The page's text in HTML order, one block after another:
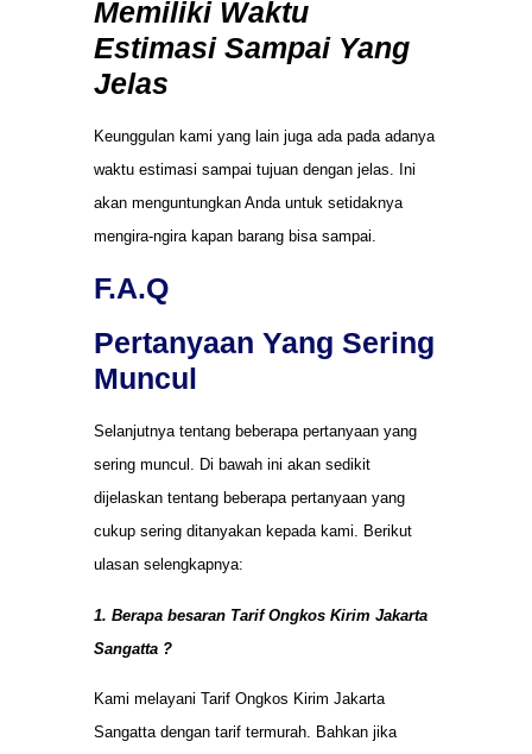
Memiliki Waktu
Estimasi Sampai Yang
Jelas
Keunggulan kami yang lain juga ada pada adanya
waktu estimasi sampai tujuan dengan jelas. Ini
akan menguntungkan Anda untuk setidaknya
mengira-ngira kapan barang bisa sampai.
F.A.Q
Pertanyaan Yang Sering
Muncul
Selanjutnya tentang beberapa pertanyaan yang
sering muncul. Di bawah ini akan sedikit
dijelaskan tentang beberapa pertanyaan yang
cukup sering ditanyakan kepada kami. Berikut
ulasan selengkapnya:
1. Berapa besaran Tarif Ongkos Kirim Jakarta
Sangatta ?
Kami melayani Tarif Ongkos Kirim Jakarta
Sangatta dengan tarif termurah. Bahkan jika